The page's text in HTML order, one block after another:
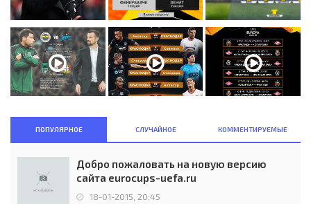
ПОПУЛЯРНОЕ СЛУЧАЙНОЕ КОММЕНТИРУЕМЫЕ
Добро пожаловать на новую версию
сайта eurocups-uefa.ru
18-01-2015, 20:45